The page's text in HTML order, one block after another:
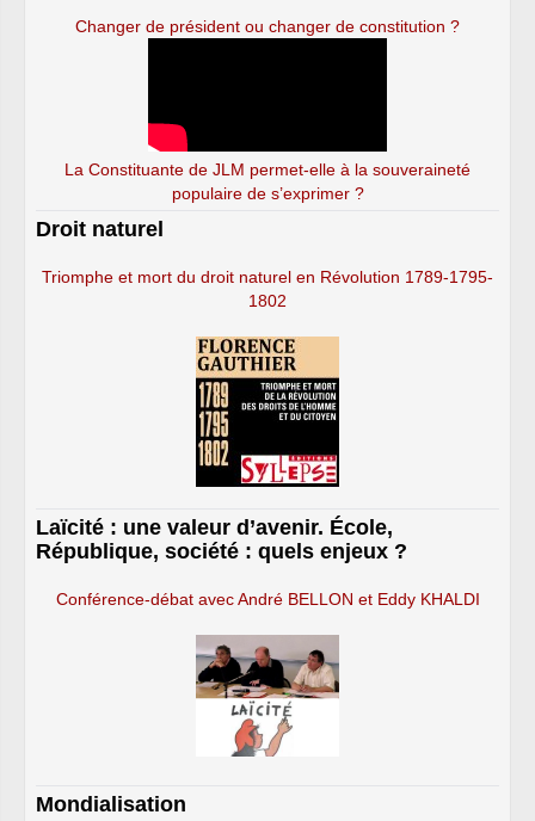
Changer de président ou changer de constitution ?
La Constituante de JLM permet-elle à la souveraineté
populaire de s’exprimer ?
Droit naturel
Triomphe et mort du droit naturel en Révolution 1789-1795-
1802
Laïcité : une valeur d’avenir. École,
République, société : quels enjeux ?
Conférence-débat avec André BELLON et Eddy KHALDI
Mondialisation